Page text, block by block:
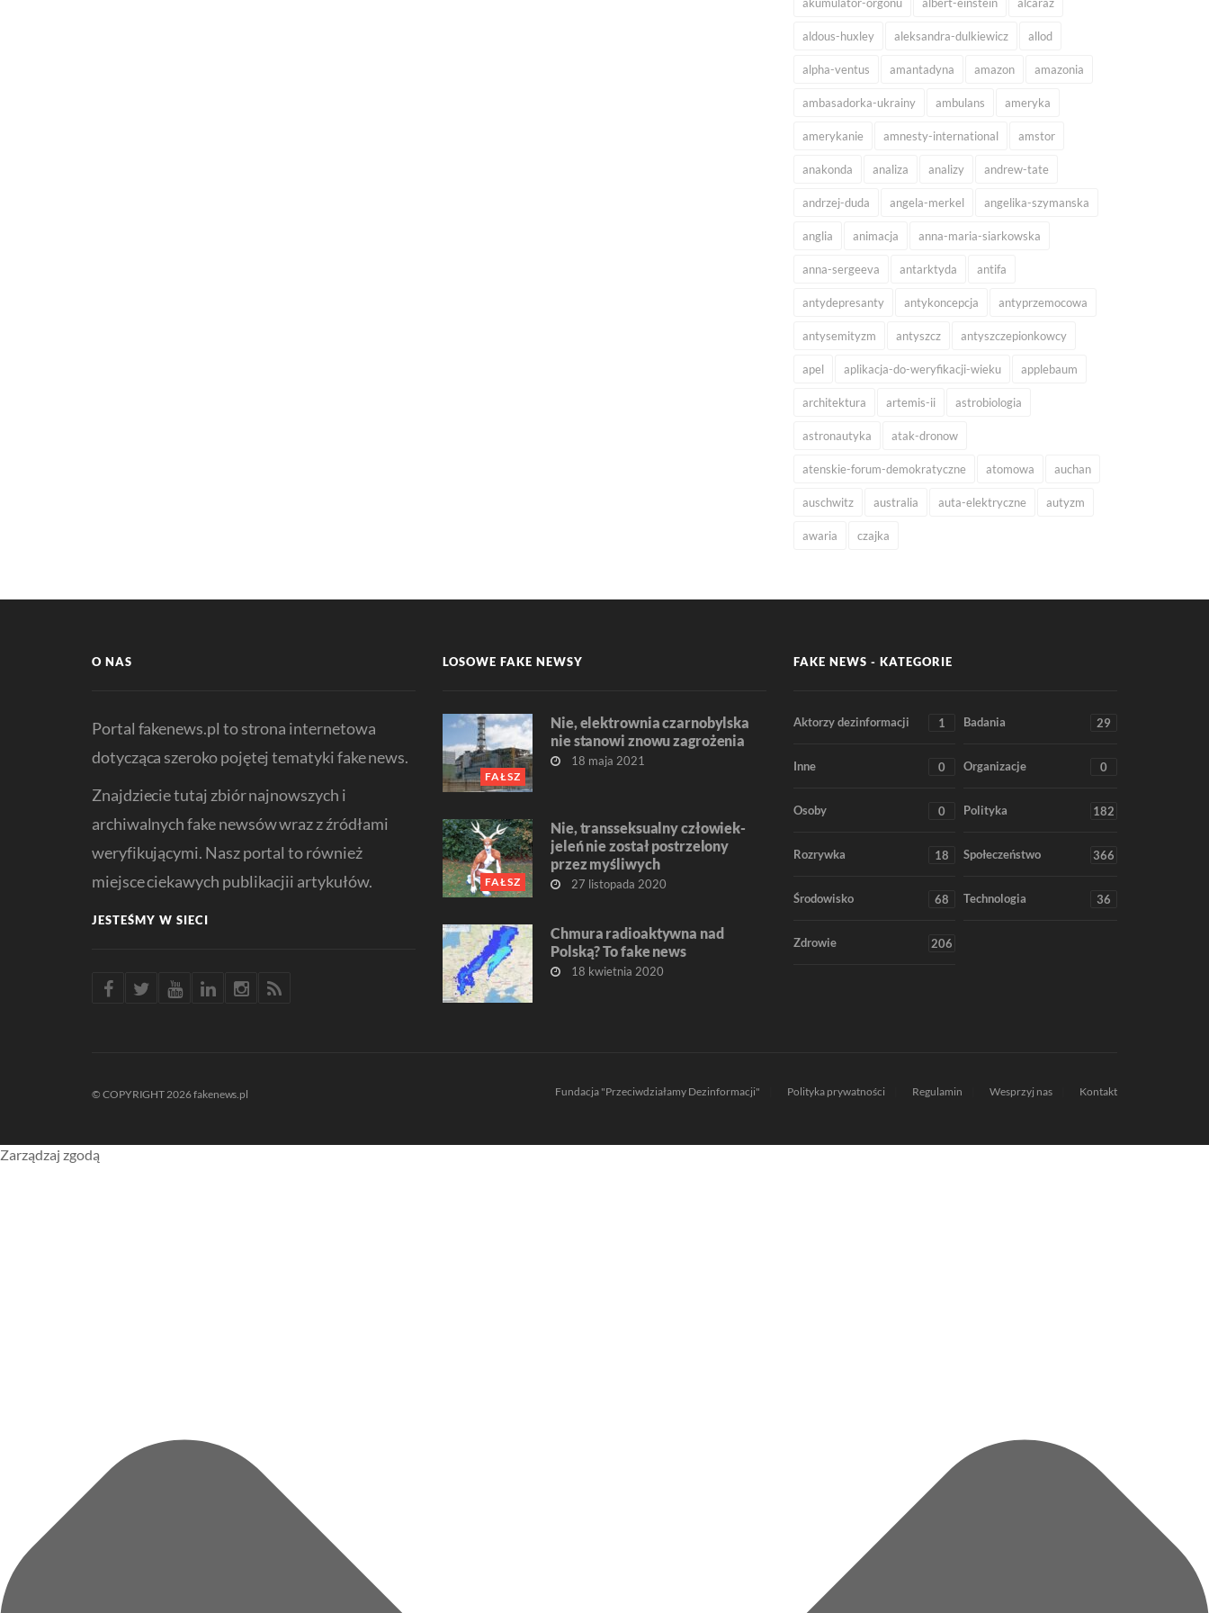
aldous-huxley aleksandra-dulkiewicz allod
alpha-ventus amantadyna amazon amazonia
ambasadorka-ukrainy ambulans ameryka
amerykanie amnesty-international amstor
anakonda analiza analizy andrew-tate
andrzej-duda angela-merkel angelika-szymanska
anglia animacja anna-maria-siarkowska
anna-sergeeva antarktyda antifa
antydepresanty antykoncepcja antyprzemocowa
antysemityzm antyszcz antyszczepionkowcy
apel aplikacja-do-weryfikacji-wieku applebaum
architektura artemis-ii astrobiologia
astronautyka atak-dronow
atenskie-forum-demokratyczne atomowa auchan
auschwitz australia auta-elektryczne autyzm
awaria czajka
O NAS
Portal fakenews.pl to strona internetowa
dotycząca szeroko pojętej tematyki fake news.
Znajdziecie tutaj zbiór najnowszych i
archiwalnych fake newsów wraz z źródłami
weryfikującymi. Nasz portal to również
miejsce ciekawych publikacjii artykułów.
JESTEŚMY W SIECI
LOSOWE FAKE NEWSY
FAŁSZ
Nie, elektrownia czarnobylska
nie stanowi znowu zagrożenia
18 maja 2021
FAŁSZ
Nie, transseksualny człowiek-
jeleń nie został postrzelony
przez myśliwych
27 listopada 2020
Chmura radioaktywna nad
Polską? To fake news
18 kwietnia 2020
FAKE NEWS - KATEGORIE
Aktorzy dezinformacji 1 Badania 29
Inne 0 Organizacje 0
Osoby 0 Polityka 182
Rozrywka 18 Społeczeństwo 366
Środowisko 68 Technologia 36
Zdrowie 206
© COPYRIGHT 2026 fakenews.pl Fundacja "Przeciwdziałamy Dezinformacji" Polityka prywatności Regulamin Wesprzyj nas Kontakt
Zarządzaj zgodą